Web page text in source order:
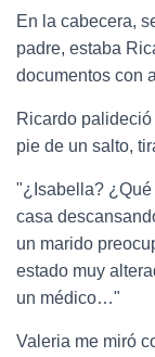
En la cabecera,
padre, estaba
documentos con
Ricardo
pie de un salto,
"¿Isabella? ¿Qué
casa
un marido
estado muy
un médico…"
Valeria me miró